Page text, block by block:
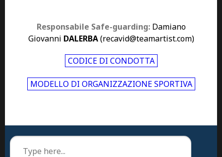
Responsabile Safe-guarding: Damiano
Giovanni DALERBA(recavid@teamartist.com)
CODICE DI CONDOTTA
MODELLO DI ORGANIZZAZIONE SPORTIVA